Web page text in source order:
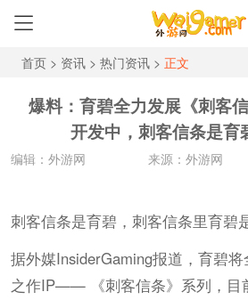
首页> 资讯> 热门资讯> 正文
爆料：育碧全力发展《刺客
开发中，刺客信条是育
编辑：外游网 来源：外游网
刺客信条是育碧，刺客信条里育碧
据外媒InsiderGaming报道，育碧
之作IP—— 《刺客信条》系列，目